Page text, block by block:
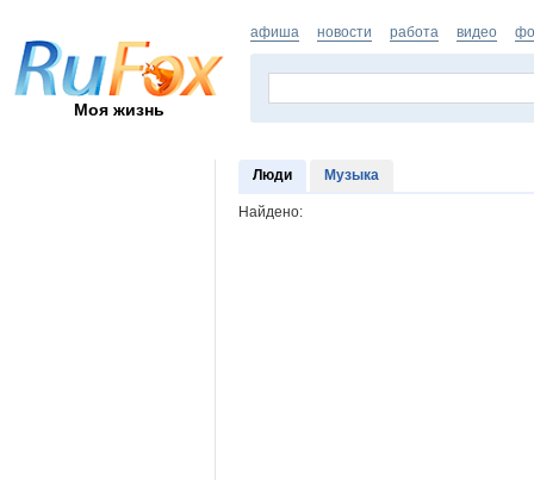
Моя жизнь
афиша новости работа видео
Люди Музыка
Найдено: